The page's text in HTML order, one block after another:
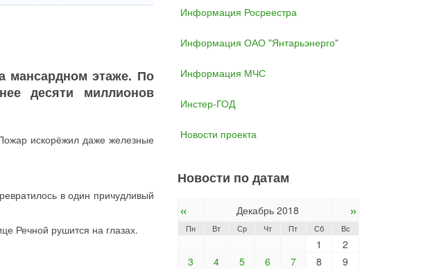
мансардном этаже. По
десяти миллионов
искорёжил даже железные
в один причудливый
Речной рушится на глазах.
Информация Росреестра
Информация ОАО "Янтарьэнерго"
Информация МЧС
Инстер-ГОД
Новости проекта
Новости по датам
« Декабрь 2018 »
Пн Вт Ср Чт Пт Сб Вс
1
2
3
4 5 6 7 8
9